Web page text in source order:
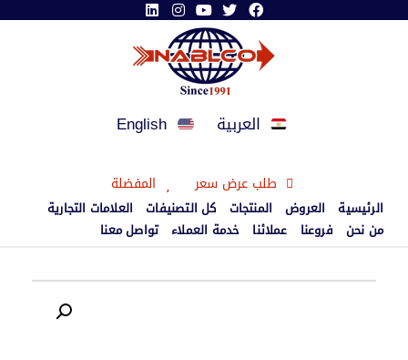
العربية English
طلب عرض سعر المفضلة
الرئيسية العروض المنتجات كل التصنيفات
العلامات التجارية
من نحن فروعنا عملائنا خدمة العملاء تواصل معنا